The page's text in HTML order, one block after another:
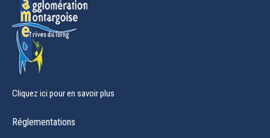
Cliquez ici pour en savoir plus
Réglementations